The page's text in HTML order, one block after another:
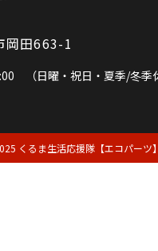
岡田663-1
（日曜・祝日・夏季/冬季
くるま生活応援隊【エコパーツ】